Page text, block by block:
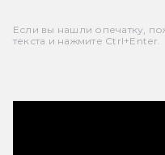
Если вы нашли опечатку,
текста и нажмите Ctrl+Enter.